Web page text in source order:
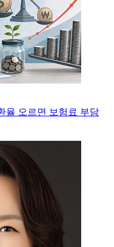
율 오르면 보험료 부담